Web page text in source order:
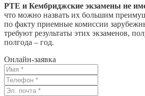
PTE и Кембриджские экзамены не
что можно назвать их большим
по факту приемные комиссии
требуют результаты этих экзаменов,
полгода – год.
Онлайн-заявка